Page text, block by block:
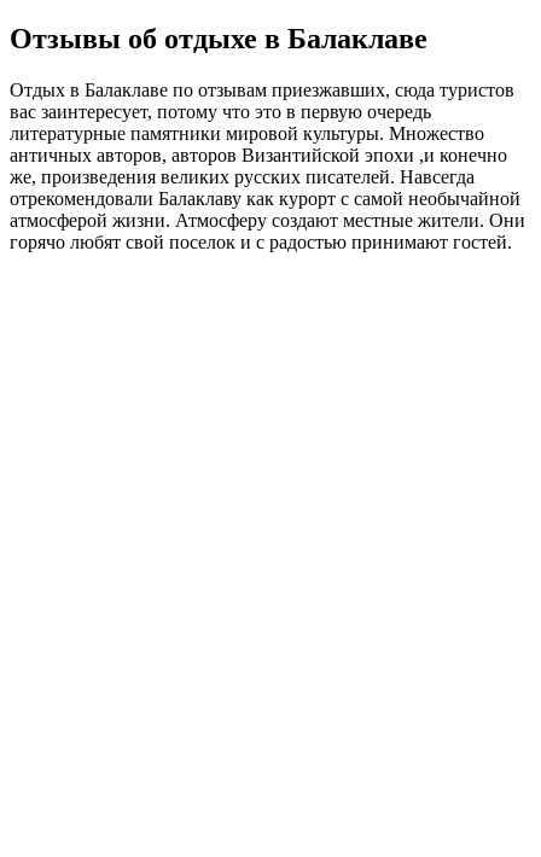
Отзывы об отдыхе в Балаклаве
Отдых в Балаклаве по отзывам приезжавших, сюда туристов
вас заинтересует, потому что это в первую очередь
литературные памятники мировой культуры. Множество
античных авторов, авторов Византийской эпохи ,и конечно
же, произведения великих русских писателей. Навсегда
отрекомендовали Балаклаву как курорт с самой необычайной
атмосферой жизни. Атмосферу создают местные жители. Они
горячо любят свой поселок и с радостью принимают гостей.